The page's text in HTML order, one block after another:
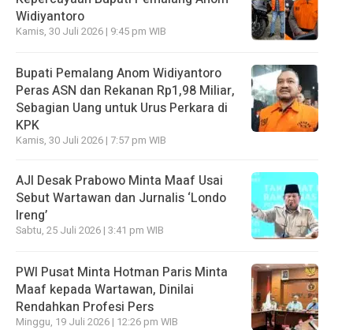
Widiyantoro
Kamis, 30 Juli 2026 | 9:45 pm WIB
Bupati Pemalang Anom Widiyantoro
Peras ASN dan Rekanan Rp1,98 Miliar,
Sebagian Uang untuk Urus Perkara di
KPK
Kamis, 30 Juli 2026 | 7:57 pm WIB
AJI Desak Prabowo Minta Maaf Usai
Sebut Wartawan dan Jurnalis ‘Londo
Ireng’
Sabtu, 25 Juli 2026 | 3:41 pm WIB
PWI Pusat Minta Hotman Paris Minta
Maaf kepada Wartawan, Dinilai
Rendahkan Profesi Pers
Minggu, 19 Juli 2026 | 12:26 pm WIB